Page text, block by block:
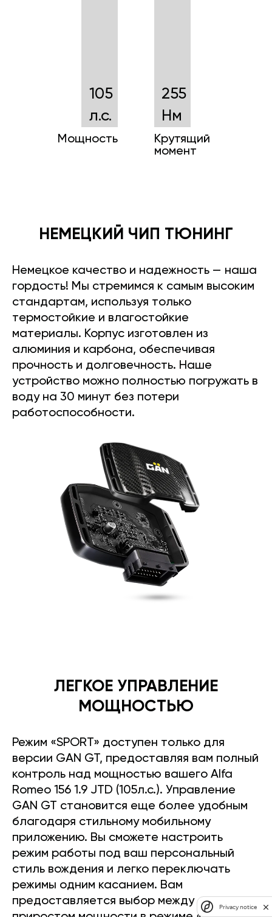
105
л.с.
Мощность
255
Нм
Крутящий
момент
НЕМЕЦКИЙ ЧИП ТЮНИНГ
Немецкое качество и надежность — наша
гордость! Мы стремимся к самым высоким
стандартам, используя только
термостойкие и влагостойкие
материалы. Корпус изготовлен из
алюминия и карбона, обеспечивая
прочность и долговечность. Наше
устройство можно полностью погружать в
воду на 30 минут без потери
работоспособности.
ЛЕГКОЕ УПРАВЛЕНИЕ
МОЩНОСТЬЮ
Режим «SPORT» доступен только для
версии GAN GT, предоставляя вам полный
контроль над мощностью вашего Alfa
Romeo 156 1.9 JTD (105л.с.). Управление
GAN GT становится еще более удобным
благодаря стильному мобильному
приложению. Вы сможете настроить
режим работы под ваш персональный
стиль вождения и легко переключать
режимы одним касанием. Вам
предоставляется выбор между
Privacy notice